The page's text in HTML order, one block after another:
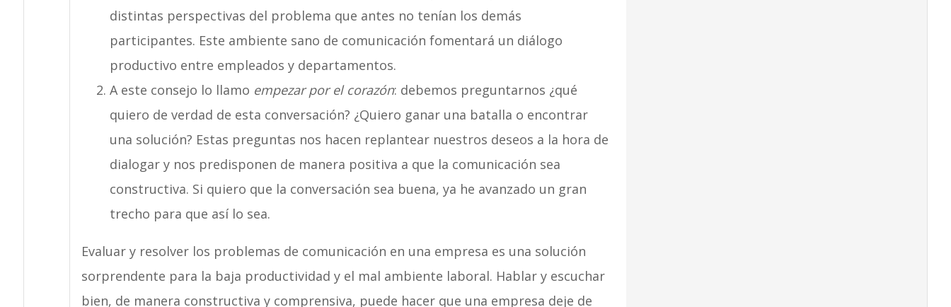
distintas perspectivas del problema que antes no tenían los demás
participantes. Este ambiente sano de comunicación fomentará un diálogo
productivo entre empleados y departamentos.
A este consejo lo llamo empezar por el corazón: debemos preguntarnos ¿qué
quiero de verdad de esta conversación? ¿Quiero ganar una batalla o encontrar
una solución? Estas preguntas nos hacen replantear nuestros deseos a la hora de
dialogar y nos predisponen de manera positiva a que la comunicación sea
constructiva. Si quiero que la conversación sea buena, ya he avanzado un gran
trecho para que así lo sea.
Evaluar y resolver los problemas de comunicación en una empresa es una solución
sorprendente para la baja productividad y el mal ambiente laboral. Hablar y escuchar
bien, de manera constructiva y comprensiva, puede hacer que una empresa deje de